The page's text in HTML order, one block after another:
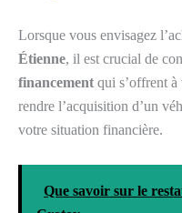
Lorsque vous envisagez
Étienne, il est crucial de
financement qui s’offrent à
rendre l’acquisition d’un
votre situation financière.
Que savoir sur le